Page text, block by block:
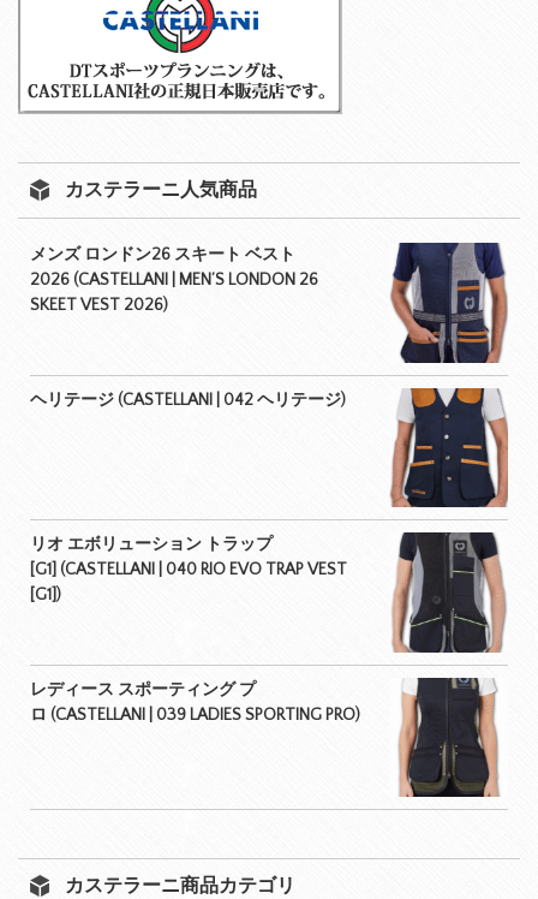
カステラーニ人気商品
メンズ ロンドン26 スキート ベスト
2026 (CASTELLANI | MEN’S LONDON 26
SKEET VEST 2026)
ヘリテージ (CASTELLANI | 042 ヘリテージ)
リオ エボリューション トラップ
[G1] (CASTELLANI | 040 RIO EVO TRAP VEST
[G1])
レディース スポーティング プ
ロ (CASTELLANI | 039 LADIES SPORTING PRO)
カステラーニ商品カテゴリ